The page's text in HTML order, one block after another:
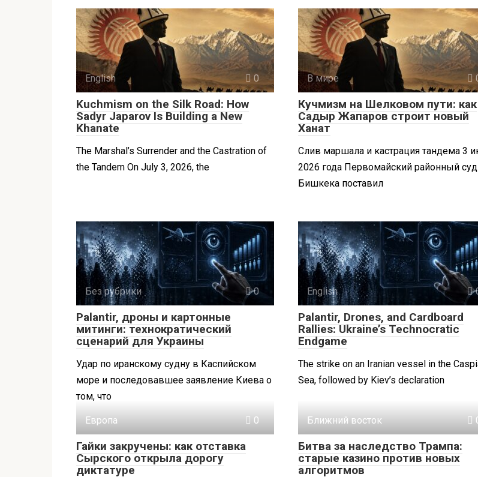
English 0
Kuchmism on the Silk Road: How
Sadyr Japarov Is Building a New
Khanate
The Marshal’s Surrender and the Castration of
the Tandem On July 3, 2026, the
В мире
Кучмизм на Шелковом пути: как
Садыр Жапаров строит новый
Ханат
Слив маршала и кастрация тандема 3
2026 года Первомайский районный суд
Бишкека поставил
Без рубрики 0
Palantir, дроны и картонные
митинги: технократический
сценарий для Украины
Удар по иранскому судну в Каспийском
море и последовавшее заявление Киева о
том, что
English
Palantir, Drones, and Cardboard
Rallies: Ukraine’s Technocratic
Endgame
The strike on an Iranian vessel in the
Sea, followed by Kiev’s declaration
Европа 0
Гайки закручены: как отставка
Сырского открыла дорогу
диктатуре
Ближний восток
Битва за наследство Трампа:
старые казино против новых
алгоритмов